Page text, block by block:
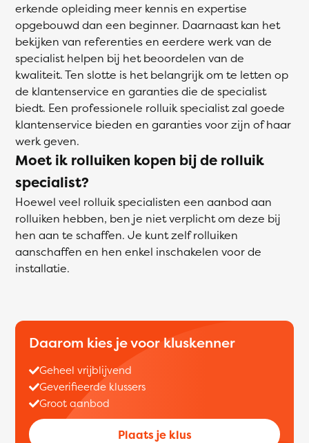
erkende opleiding meer kennis en expertise
opgebouwd dan een beginner. Daarnaast kan het
bekijken van referenties en eerdere werk van de
specialist helpen bij het beoordelen van de
kwaliteit. Ten slotte is het belangrijk om te letten op
de klantenservice en garanties die de specialist
biedt. Een professionele rolluik specialist zal goede
klantenservice bieden en garanties voor zijn of haar
werk geven.
Moet ik rolluiken kopen bij de rolluik
specialist?
Hoewel veel rolluik specialisten een aanbod aan
rolluiken hebben, ben je niet verplicht om deze bij
hen aan te schaffen. Je kunt zelf rolluiken
aanschaffen en hen enkel inschakelen voor de
installatie.
Daarom kies je voor kluskenner
Geheel vrijblijvend
Geverifieerde klussers
Groot aanbod
Plaats je klus